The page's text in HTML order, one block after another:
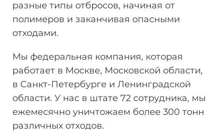
разные типы отбросов, начиная от
полимеров и заканчивая опасными
отходами.
Мы федеральная компания, которая
работает в Москве, Московской области,
в Санкт-Петербурге и Ленинградской
области. У нас в штате 72 сотрудника, мы
ежемесячно уничтожаем более 300 тонн
различных отходов.